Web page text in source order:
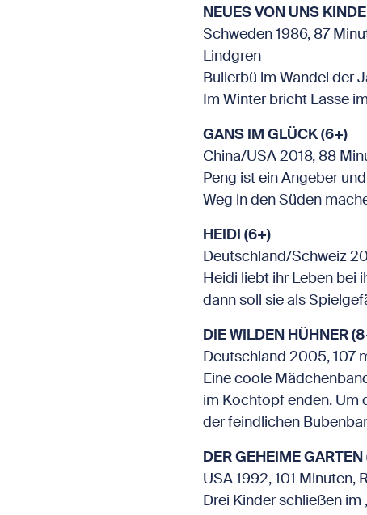
NEUES VON UNS
Schweden 1986, 87
Lindgren
Bullerbü im Wandel der
Im Winter bricht Lasse
GANS IM GLÜCK (6+)
China/USA 2018, 88
Peng ist ein Angeber
Weg in den Süden
HEIDI (6+)
Deutschland/Schweiz
Heidi liebt ihr Leben bei
dann soll sie als
DIE WILDEN HÜHNER
Deutschland 2005, 107
Eine coole
im Kochtopf enden. Um
der feindlichen
DER GEHEIME
USA 1992, 101
Drei Kinder schließen im